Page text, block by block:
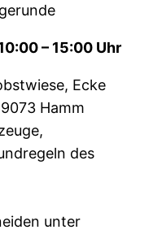
– 15:00 Uhr
Ecke
Hamm
des
unter